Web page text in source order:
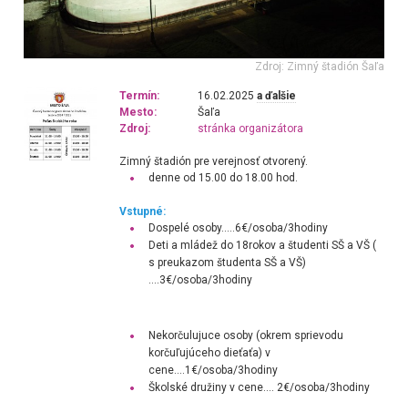
Zdroj: Zimný štadión Šaľa
Termín: 16.02.2025 a ďalšie
Mesto:
Šaľa
Zdroj:
stránka organizátora
Zimný štadión pre verejnosť otvorený.
denne od 15.00 do 18.00 hod.
Vstupné:
Dospelé osoby…..6€/osoba/3hodiny
Deti a mládež do 18rokov a študenti SŠ a VŠ (
s preukazom študenta SŠ a VŠ)
….3€/osoba/3hodiny
Nekorčulujuce osoby (okrem sprievodu
korčuľujúceho dieťaťa) v
cene….1€/osoba/3hodiny
Školské družiny v cene…. 2€/osoba/3hodiny